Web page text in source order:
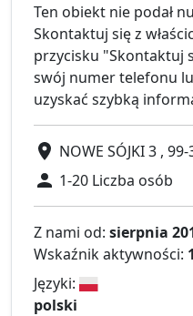
Ten obiekt nie podał
Skontaktuj się z
przycisku "Skontaktuj
swój numer telefonu
uzyskać szybką
NOWE SÓJKI 3 ,
1-20 Liczba osób
Z nami od: sierpnia
Wskaźnik aktywności:
Języki:
polski